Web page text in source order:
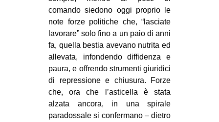
comando siedono oggi proprio le
note forze politiche che, “lasciate
lavorare” solo fino a un paio di anni
fa, quella bestia avevano nutrita ed
allevata, infondendo diffidenza e
paura, e offrendo strumenti giuridici
di repressione e chiusura. Forze
che, ora che l’asticella è stata
alzata ancora, in una spirale
paradossale si confermano – dietro